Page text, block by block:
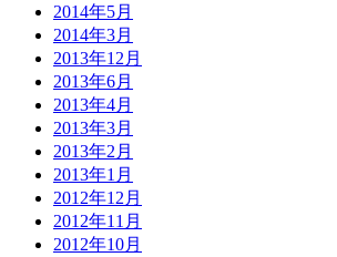
2014年5月
2014年3月
2013年12月
2013年6月
2013年4月
2013年3月
2013年2月
2013年1月
2012年12月
2012年11月
2012年10月